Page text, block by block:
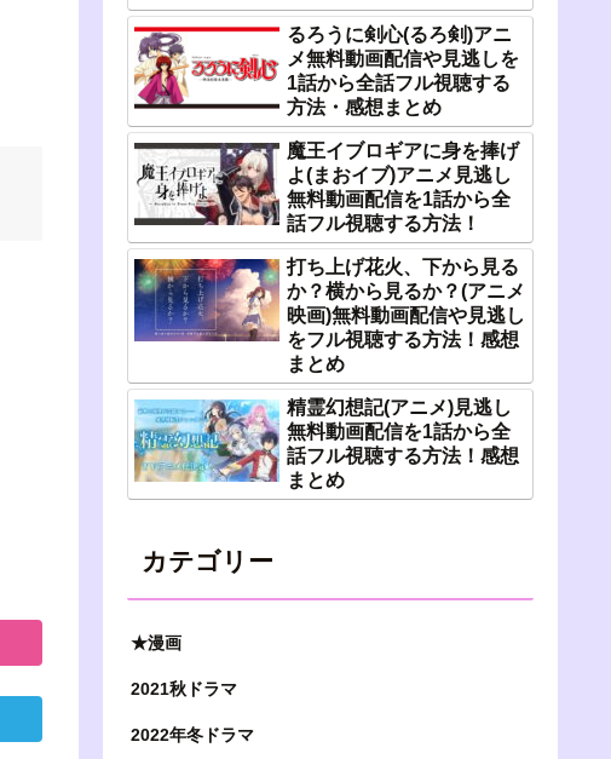
るろうに剣心(るろ剣)アニ
メ無料動画配信や見逃しを
1話から全話フル視聴する
方法・感想まとめ
魔王イブロギアに身を捧げ
よ(まおイブ)アニメ見逃し
無料動画配信を1話から全
話フル視聴する方法！
打ち上げ花火、下から見る
か？横から見るか？(アニメ
映画)無料動画配信や見逃し
をフル視聴する方法！感想
まとめ
精霊幻想記(アニメ)見逃し
無料動画配信を1話から全
話フル視聴する方法！感想
まとめ
カテゴリー
★漫画
2021秋ドラマ
2022年冬ドラマ